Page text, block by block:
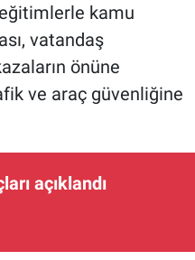
kamu
vatandaş
önüne
ve araç güvenliğine
açıklandı